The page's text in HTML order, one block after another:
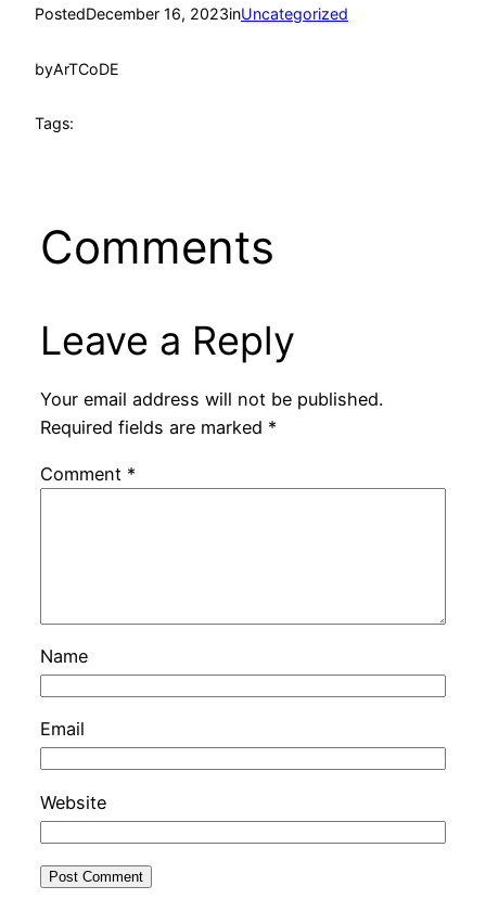
PostedDecember 16, 2023inUncategorized
byArTCoDE
Tags:
Comments
Leave a Reply
Your email address will not be published.
Required fields are marked *
Comment *
Name
Email
Website